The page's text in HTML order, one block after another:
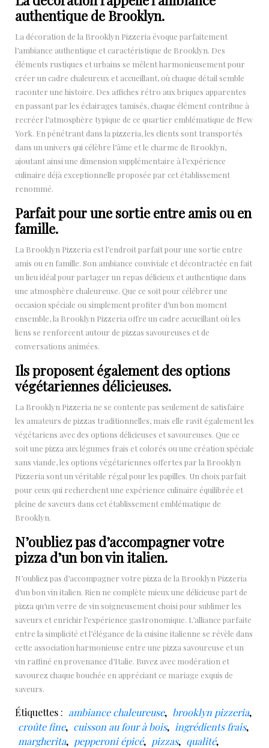
authentique de Brooklyn.
La décoration de la Brooklyn Pizzeria évoque parfaitement
l’ambiance authentique et caractéristique de Brooklyn. Des
éléments rustiques et urbains se mêlent harmonieusement pour
créer un cadre chaleureux et accueillant, où chaque détail semble
raconter une histoire. Des affiches rétro aux briques apparentes
en passant par les éclairages tamisés, chaque élément contribue à
recréer l’atmosphère typique de ce quartier emblématique de New
York. En pénétrant dans la pizzeria, les clients sont transportés
dans un univers qui célèbre l’âme et le charme de Brooklyn,
ajoutant ainsi une dimension supplémentaire à l’expérience
culinaire déjà exceptionnelle proposée par cet établissement
renommé.
Parfait pour une sortie entre amis ou en
famille.
La Brooklyn Pizzeria est l’endroit parfait pour une sortie entre
amis ou en famille. Son ambiance conviviale et décontractée en fait
un lieu idéal pour partager un repas délicieux et authentique dans
une atmosphère chaleureuse. Que ce soit pour célébrer une
occasion spéciale ou simplement profiter d’un bon moment
ensemble, la Brooklyn Pizzeria offre un cadre accueillant où les
liens se renforcent autour de pizzas savoureuses et de
conversations animées.
Ils proposent également des options
végétariennes délicieuses.
La Brooklyn Pizzeria ne se contente pas seulement de satisfaire
les amateurs de pizzas traditionnelles, mais elle ravit également les
végétariens avec des options délicieuses et savoureuses. Que ce
soit une pizza aux légumes frais et colorés ou une création spéciale
sans viande, les options végétariennes offertes par la Brooklyn
Pizzeria sont un véritable régal pour les papilles. Un choix parfait
pour ceux qui recherchent une expérience culinaire équilibrée et
pleine de saveurs dans cet établissement emblématique de
Brooklyn.
N’oubliez pas d’accompagner votre
pizza d’un bon vin italien.
N’oubliez pas d’accompagner votre pizza de la Brooklyn Pizzeria
d’un bon vin italien. Rien ne complète mieux une délicieuse part de
pizza qu’un verre de vin soigneusement choisi pour sublimer les
saveurs et enrichir l’expérience gastronomique. L’alliance parfaite
entre la simplicité et l’élégance de la cuisine italienne se révèle dans
cette association harmonieuse entre une pizza savoureuse et un
vin raffiné en provenance d’Italie. Buvez avec modération et
savourez chaque bouchée en appréciant ce mariage exquis de
saveurs.
Étiquettes : ambiance chaleureuse, brooklyn pizzeria,
croûte fine, cuisson au four à bois, ingrédients frais,
margherita, pepperoni épicé, pizzas, qualité,